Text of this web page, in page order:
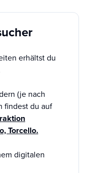
erhältst du
(je nach
findest du auf
Torcello.
digitalen